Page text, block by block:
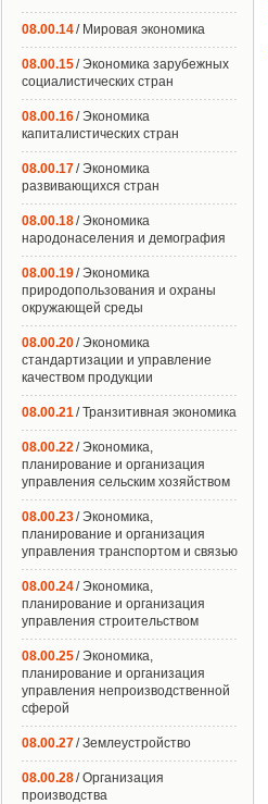
08.00.14/ Мировая экономика
08.00.15/ Экономика зарубежных
социалистических стран
08.00.16/ Экономика
капиталистических стран
08.00.17/ Экономика
развивающихся стран
08.00.18/ Экономика
народонаселения и демография
08.00.19/ Экономика
природопользования и охраны
окружающей среды
08.00.20/ Экономика
стандартизации и управление
качеством продукции
08.00.21/ Транзитивная экономика
08.00.22/ Экономика,
планирование и организация
управления сельским хозяйством
08.00.23/ Экономика,
планирование и организация
управления транспортом и связью
08.00.24/ Экономика,
планирование и организация
управления строительством
08.00.25/ Экономика,
планирование и организация
управления непроизводственной
сферой
08.00.27/ Землеустройство
08.00.28/ Организация
производства